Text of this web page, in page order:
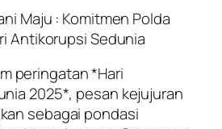
Maju : Komitmen Polda
Antikorupsi Sedunia
peringatan *Hari
2025*, pesan kejujuran
sebagai pondasi